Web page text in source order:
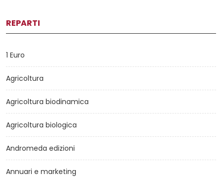
REPARTI
1 Euro
Agricoltura
Agricoltura biodinamica
Agricoltura biologica
Andromeda edizioni
Annuari e marketing